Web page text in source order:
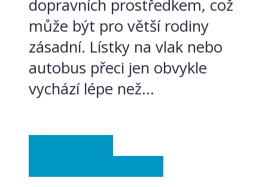
dopravních prostředkem, což
může být pro větší rodiny
zásadní. Lístky na vlak nebo
autobus přeci jen obvykle
vychází lépe než...